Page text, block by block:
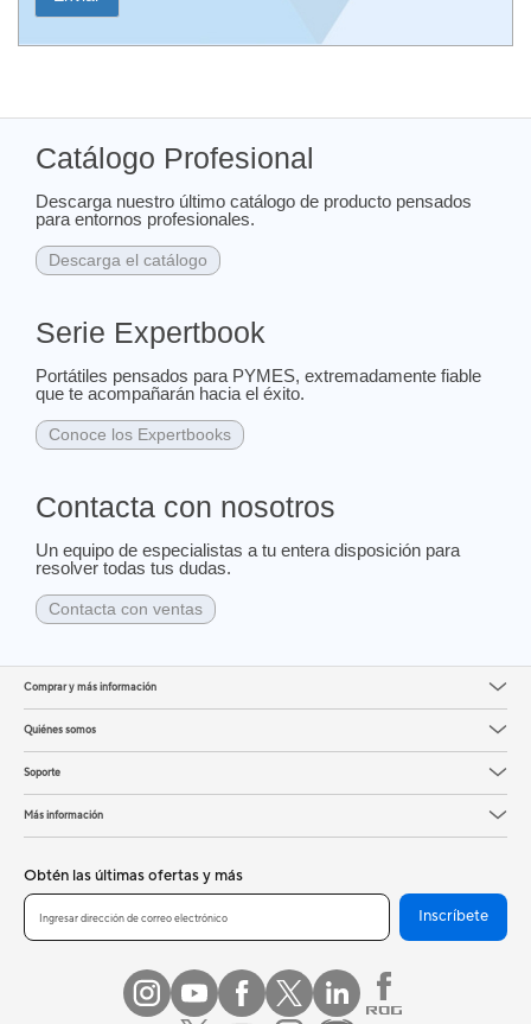
Catálogo Profesional
Descarga nuestro último catálogo de producto pensados
para entornos profesionales.
Descarga el catálogo
Serie Expertbook
Portátiles pensados para PYMES, extremadamente fiable
que te acompañarán hacia el éxito.
Conoce los Expertbooks
Contacta con nosotros
Un equipo de especialistas a tu entera disposición para
resolver todas tus dudas.
Contacta con ventas
Comprar y más información
Quiénes somos
Soporte
Más información
Obtén las últimas ofertas y más
Inscríbete